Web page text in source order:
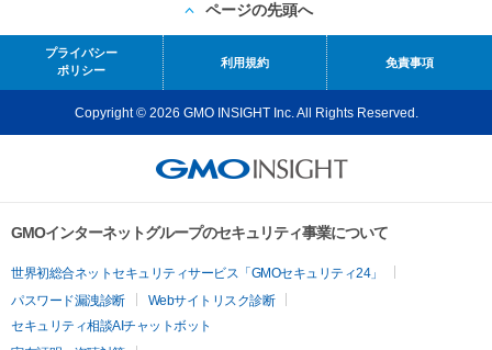
ページの先頭へ
プライバシー
ポリシー
利用規約 免責事項
Copyright © 2026 GMO INSIGHT Inc. All Rights Reserved.
GMOインターネットグループのセキュリティ事業について
世界初総合ネットセキュリティサービス「GMOセキュリティ24」
パスワード漏洩診断
Webサイトリスク診断
セキュリティ相談AIチャットボット